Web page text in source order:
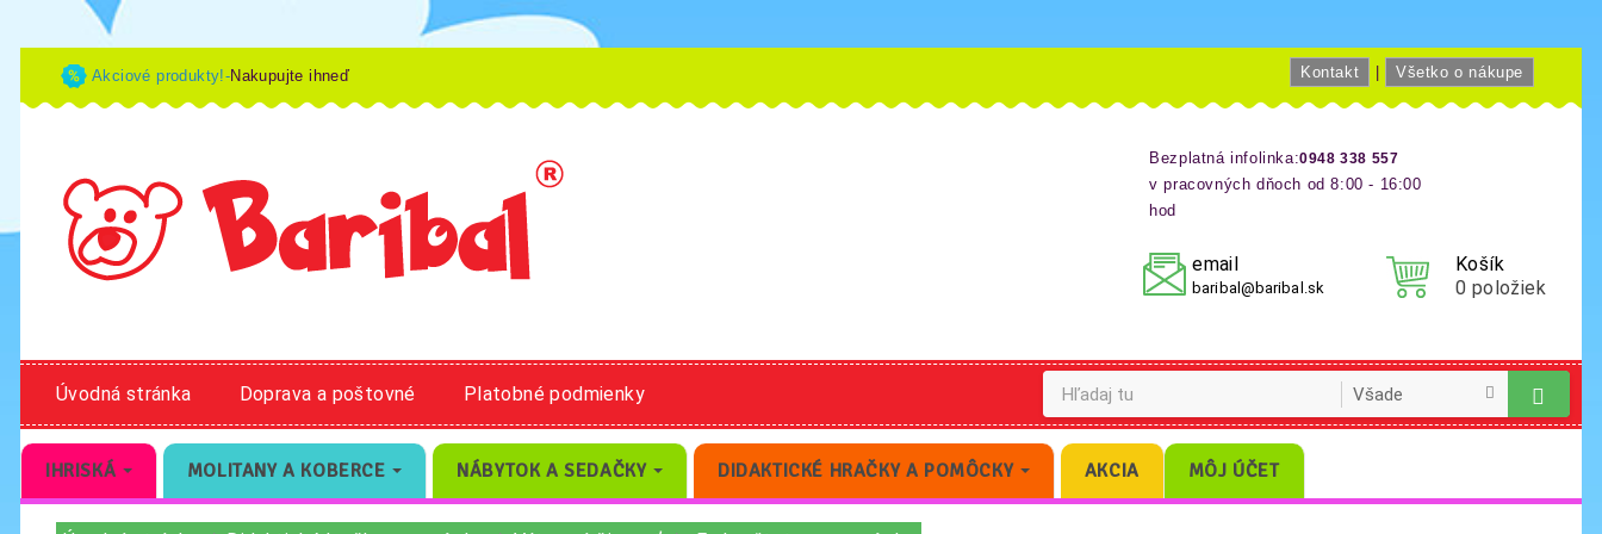
Akciové produkty!-Nakupujte ihneď Kontakt Všetko o nákupe
Bezplatná infolinka:0948 338 557
v pracovných dňoch od 8:00 - 16:00
hod
Košík
0 položiek
email
baribal@baribal.sk
Úvodná stránka Doprava a poštovné Platobné podmienky
IHRISKÁ MOLITANY A KOBERCE NÁBYTOK A SEDAČKY DIDAKTICKÉ HRAČKY A POMÔCKY AKCIA MÔJ ÚČET